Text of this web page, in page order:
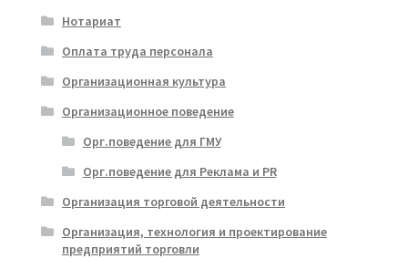
Нотариат
Оплата труда персонала
Организационная культура
Организационное поведение
Орг.поведение для ГМУ
Орг.поведение для Реклама и PR
Организация торговой деятельности
Организация, технология и проектирование
предприятий торговли